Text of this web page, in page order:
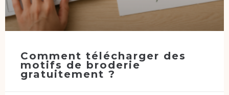
Comment télécharger des
motifs de broderie
gratuitement ?